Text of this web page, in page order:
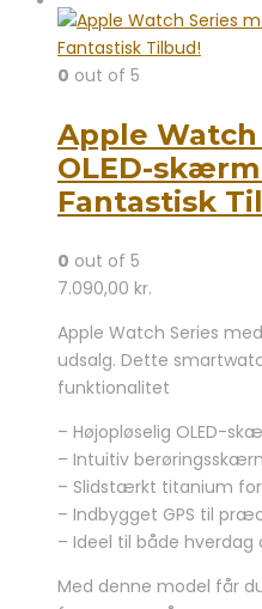
0 out of 5
Apple Watch
OLED-skærm
Fantastisk
0 out of 5
7.090,00 kr.
Apple Watch Series
udsalg. Dette
funktionalitet
– Højopløselig OLED-
– Intuitiv
– Slidstærkt titanium
– Indbygget GPS til
– Ideel til både
Med denne model får